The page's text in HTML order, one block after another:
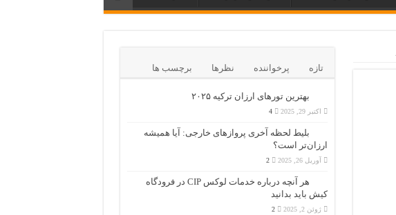
تازه پرخواننده نظرها برچسب ها
بهترین تورهای ارزان ترکیه ۲۰۲۵
اکتبر 29, 2025 4
بلیط لحظه آخری پروازهای خارجی: آیا همیشه
ارزان‌تر است؟
آوریل 26, 2025 2
هر آنچه درباره خدمات لوکس CIP در فرودگاه‌
کیش باید بدانید
ژوئن 2, 2025 2